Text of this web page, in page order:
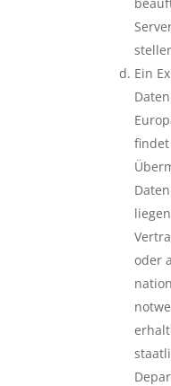
Ein
oder